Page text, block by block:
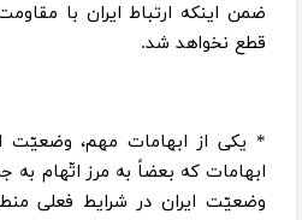
ضمن اینکه ارتباط ایران با
قطع نخواهد شد.
* یکی از ابهامات مهم، وضعیّت
ابهامات که بعضاً به مرز اتّهام
وضعیّت ایران در شرایط فعلی